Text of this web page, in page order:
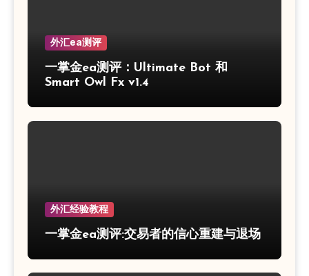
外汇ea测评
一掌金ea测评：Ultimate Bot 和
Smart Owl Fx v1.4
外汇经验教程
一掌金ea测评:交易者的信心重建与退场